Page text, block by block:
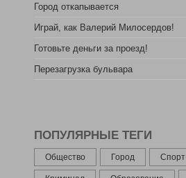
Город откапывается
Играй, как Валерий Милосердов!
Готовьте деньги за проезд!
Перезагрузка бульвара
ПОПУЛЯРНЫЕ ТЕГИ
Общество Город Спорт